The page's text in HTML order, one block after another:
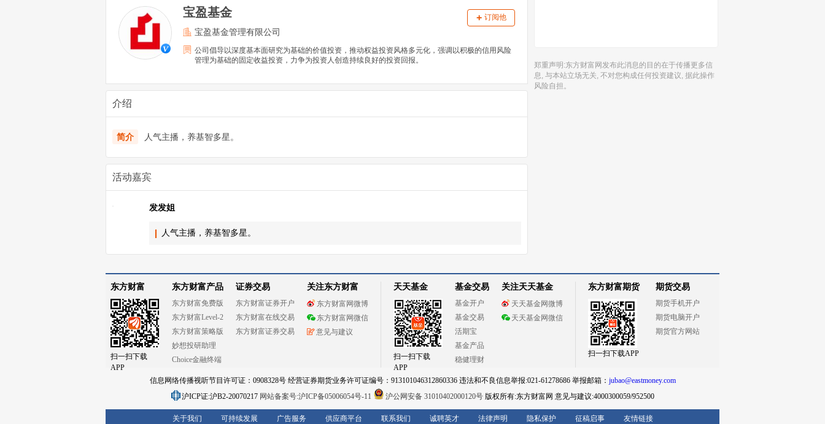
宝盈基金
宝盈基金管理有限公司
公司倡导以深度基本面研究为基础的价值投资，推动权益投资风格多元化，强调以积极的信用风险
管理为基础的固定收益投资，力争为投资人创造持续良好的投资回报。
+ 订阅他
介绍
简介 人气主播，养基智多星。
活动嘉宾
发发姐
人气主播，养基智多星。
郑重声明:东方财富网发布此消息的目的在于传播更多信
息, 与本站立场无关, 不对您构成任何投资建议, 据此操作
风险自担。
东方财富
扫一扫下载
APP
东方财富产品
东方财富免费版
东方财富Level-2
东方财富策略版
妙想投研助理
Choice金融终端
证券交易
东方财富证券开户
东方财富在线交易
东方财富证券交易
关注东方财富
东方财富网微博
东方财富网微信
意见与建议
天天基金
扫一扫下载
APP
基金交易
基金开户
基金交易
活期宝
基金产品
稳健理财
关注天天基金
天天基金网微博
天天基金网微信
东方财富期货
扫一扫下载APP
期货交易
期货手机开户
期货电脑开户
期货官方网站
信息网络传播视听节目许可证：0908328号 经营证券期货业务许可证编号：913101046312860336 违法和不良信息举报:021-61278686 举报邮箱： jubao@eastmoney.com
沪ICP证:沪B2-20070217 网站备案号:沪ICP备05006054号-11 沪公网安备 31010402000120号版权所有:东方财富网 意见与建议:4000300059/952500
关于我们 可持续发展 广告服务 供应商平台 联系我们 诚聘英才 法律声明 隐私保护 征稿启事 友情链接